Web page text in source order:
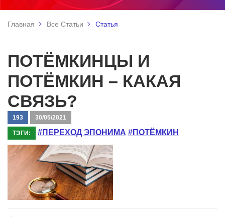
Главная Все Статьи Статья
ПОТЁМКИНЦЫ И
ПОТЁМКИН – КАКАЯ
СВЯЗЬ?
193 30/05/2021
ТЭГИ: #ПЕРЕХОД ЭПОНИМА #ПОТЁМКИН